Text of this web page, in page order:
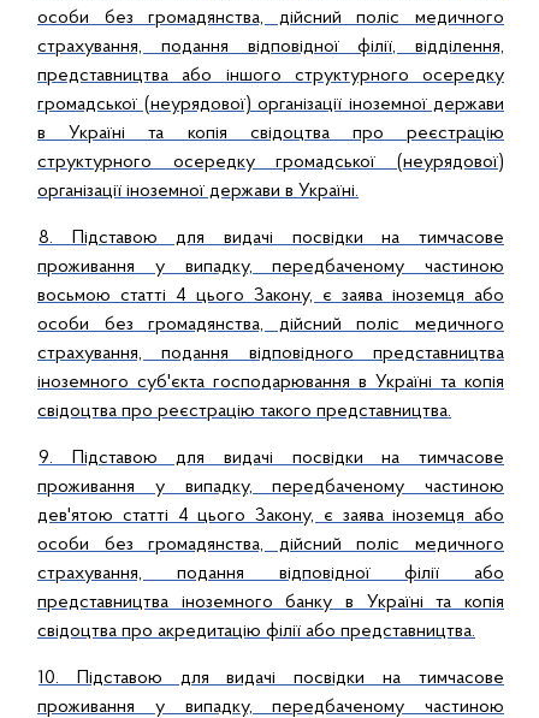
особи без громадянства, дійсний поліс медичного
страхування, подання відповідної філії, відділення,
представництва або іншого структурного осередку
громадської (неурядової) організації іноземної держави
в Україні та копія свідоцтва про реєстрацію
структурного осередку громадської (неурядової)
організації іноземної держави в Україні.
8. Підставою для видачі посвідки на тимчасове
проживання у випадку, передбаченому частиною
восьмою статті 4 цього Закону, є заява іноземця або
особи без громадянства, дійсний поліс медичного
страхування, подання відповідного представництва
іноземного суб'єкта господарювання в Україні та копія
свідоцтва про реєстрацію такого представництва.
9. Підставою для видачі посвідки на тимчасове
проживання у випадку, передбаченому частиною
дев'ятою статті 4 цього Закону, є заява іноземця або
особи без громадянства, дійсний поліс медичного
страхування, подання відповідної філії або
представництва іноземного банку в Україні та копія
свідоцтва про акредитацію філії або представництва.
10. Підставою для видачі посвідки на тимчасове
проживання у випадку, передбаченому частиною